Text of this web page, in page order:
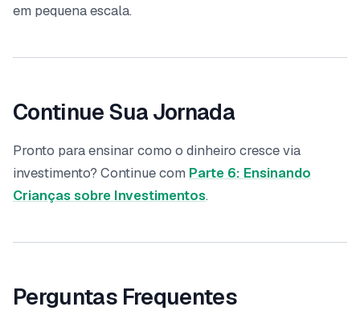
em pequena escala.
Continue Sua Jornada
Pronto para ensinar como o dinheiro cresce via
investimento? Continue com Parte 6: Ensinando
Crianças sobre Investimentos.
Perguntas Frequentes